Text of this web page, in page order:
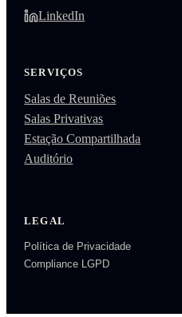
LinkedIn
SERVIÇOS
Salas de Reuniões
Salas Privativas
Estação Compartilhada
Auditório
LEGAL
Política de Privacidade
Compliance LGPD